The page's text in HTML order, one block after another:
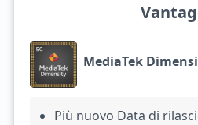
MediaTek
Più nuovo Data di